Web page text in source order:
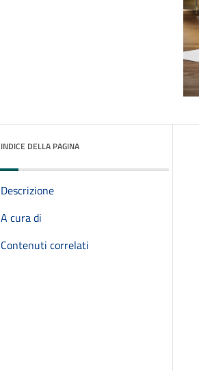
INDICE DELLA PAGINA
Descrizione
A cura di
Contenuti correlati